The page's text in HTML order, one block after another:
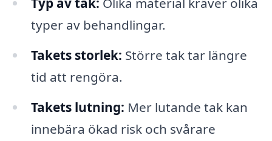
typer av behandlingar.
Takets storlek: Större tak tar längre
tid att rengöra.
Takets lutning: Mer lutande tak kan
innebära ökad risk och svårare